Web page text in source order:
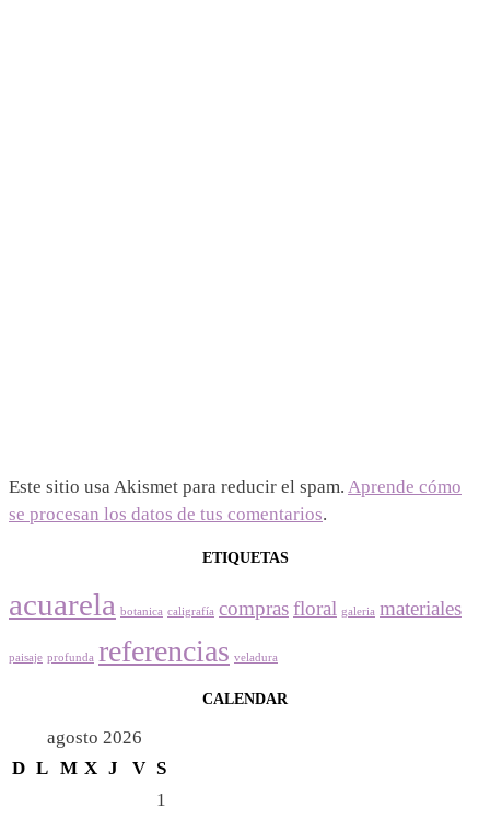
Este sitio usa Akismet para reducir el spam. Aprende cómo
se procesan los datos de tus comentarios.
ETIQUETAS
acuarela botanica caligrafía comprasfloral galeria materiales
paisaje profunda referencias veladura
CALENDAR
agosto 2026
D L M X J V S
1